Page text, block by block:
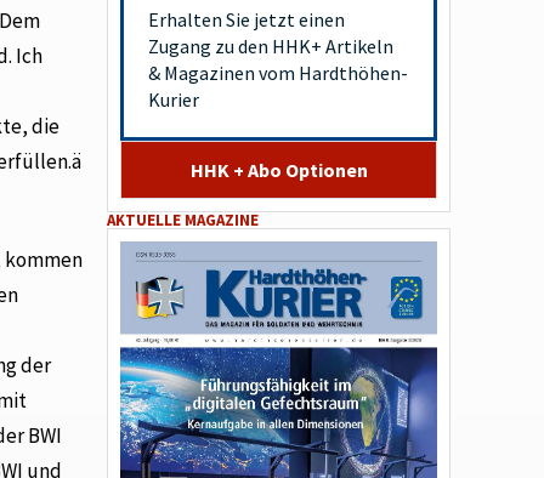
Ich
die
kommen
der
BWI
und
Erhalten Sie jetzt einen
Zugang zu den HHK+ Artikeln
& Magazinen vom Hardthöhen-
Kurier
HHK + Abo Optionen
AKTUELLE MAGAZINE